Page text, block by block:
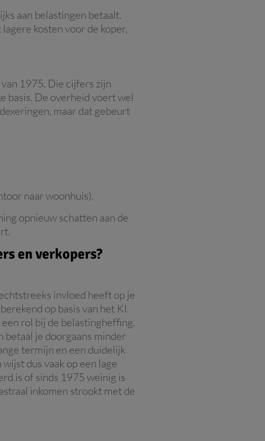
aan belastingen betaalt.
kosten voor de koper,
1975. Die cijfers zijn
basis. De overheid voert wel
maar dat gebeurt
naar woonhuis).
opnieuw schatten aan de
en verkopers?
invloed heeft op je
op basis van het KI.
rol bij de belastingheffing.
betaal je doorgaans minder
termijn en een duidelijk
dus vaak op een lage
is of sinds 1975 weinig is
inkomen strookt met de